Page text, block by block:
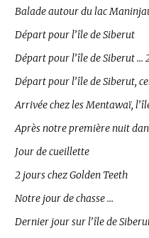
Balade autour du lac
Départ pour l’île de Siberut
Départ pour l’île de Siberut …
Départ pour l’île de Siberut,
Arrivée chez les Mentawaï,
Après notre première nuit
Jour de cueillette
2 jours chez Golden Teeth
Notre jour de chasse …
Dernier jour sur l’île de